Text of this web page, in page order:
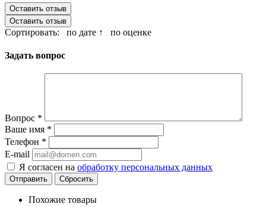
Оставить отзыв
Оставить отзыв
Сортировать: по дате ↑ по оценке
Задать вопрос
Вопрос *
Ваше имя *
Телефон *
E-mail
Я согласен на обработку персональных данных
Сбросить
Похожие товары